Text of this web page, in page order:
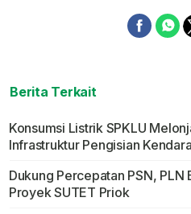
Berita Terkait
Konsumsi Listrik SPKLU
Infrastruktur Pengisian
Dukung Percepatan PSN,
Proyek SUTET Priok